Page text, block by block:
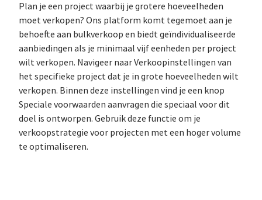
Plan je een project waarbij je grotere hoeveelheden
moet verkopen? Ons platform komt tegemoet aan je
behoefte aan bulkverkoop en biedt geïndividualiseerde
aanbiedingen als je minimaal vijf eenheden per project
wilt verkopen. Navigeer naar Verkoopinstellingen van
het specifieke project dat je in grote hoeveelheden wilt
verkopen. Binnen deze instellingen vind je een knop
Speciale voorwaarden aanvragen die speciaal voor dit
doel is ontworpen. Gebruik deze functie om je
verkoopstrategie voor projecten met een hoger volume
te optimaliseren.